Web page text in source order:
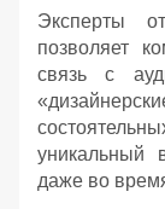
Эксперты
позволяет
связь с
уникальный
даже во